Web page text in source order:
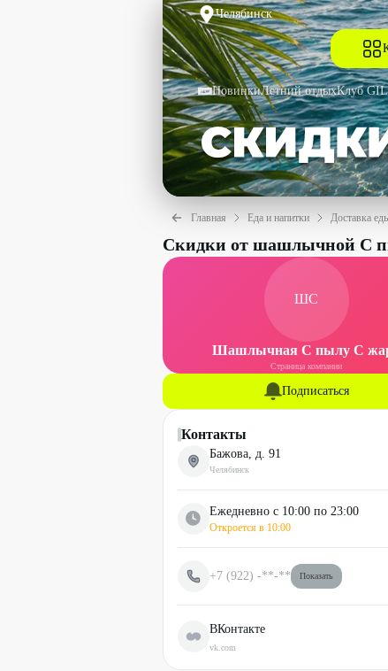
Челябинск
НовинкиЛетний отдыхКлуб
Главная Еда и напитки Доставка
Скидки от шашлычной С
ШС
Шашлычная С пылу С
Страница компании
Подписаться
Контакты
Бажова, д. 91
Челябинск
Ежедневно с 10:00 по 23:00
Откроется в 10:00
+7 (922) -**-** Показать
ВКонтакте
vk.com